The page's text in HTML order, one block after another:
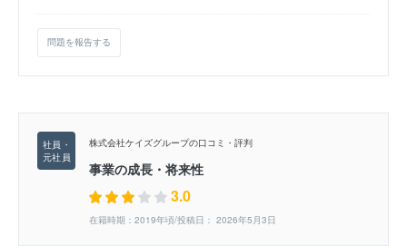
問題を報告する
株式会社ケイズグループの口コミ・評判
事業の成長・将来性
3.0
在籍時期：2019年頃/投稿日： 2026年5月3日